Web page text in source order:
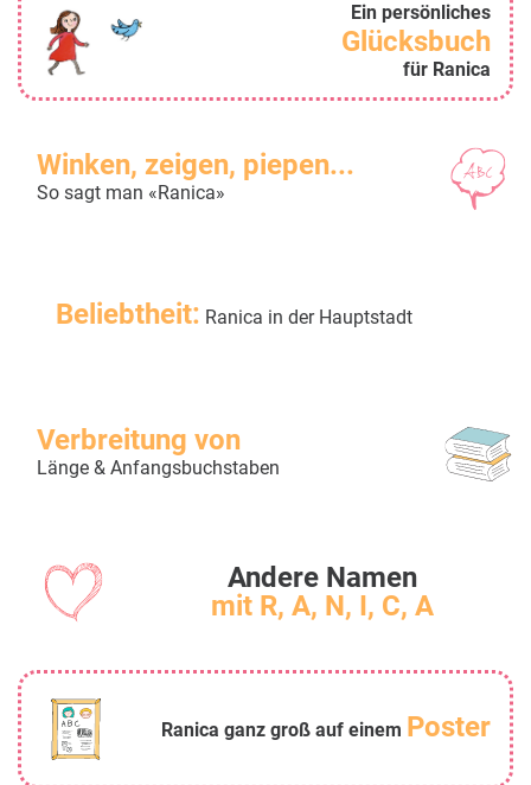
Ein persönliches
Glücksbuch
für Ranica
Winken, zeigen, piepen...
So sagt man «Ranica»
Beliebtheit: Ranica in der Hauptstadt
Verbreitung von
Länge & Anfangsbuchstaben
Andere Namen
mit R, A, N, I, C, A
Ranica ganz groß auf einem Poster